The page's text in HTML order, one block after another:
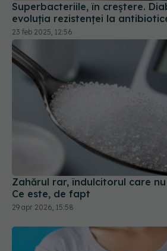
Superbacteriile, în creștere.
evoluția rezistenței la
23 feb 2025, 12:56
Zahărul rar, îndulcitorul care
Ce este, de fapt
29 apr 2026, 15:58